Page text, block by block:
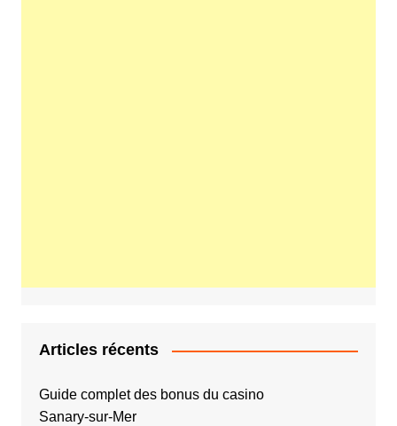
Articles récents
Guide complet des bonus du casino
Sanary‑sur‑Mer